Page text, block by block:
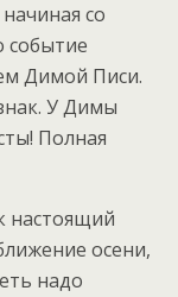
со
событие
Димой Писи.
У Димы
Полная
настоящий
осени,
надо